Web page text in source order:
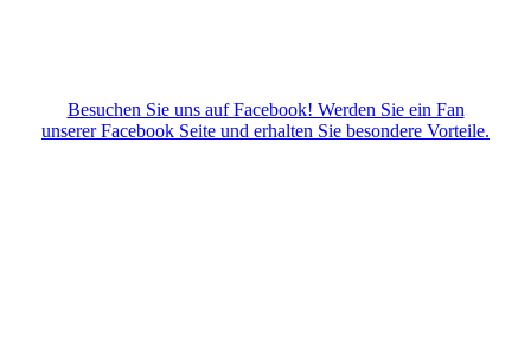
Besuchen Sie uns auf Facebook! Werden Sie ein Fan
unserer Facebook Seite und erhalten Sie besondere Vorteile.